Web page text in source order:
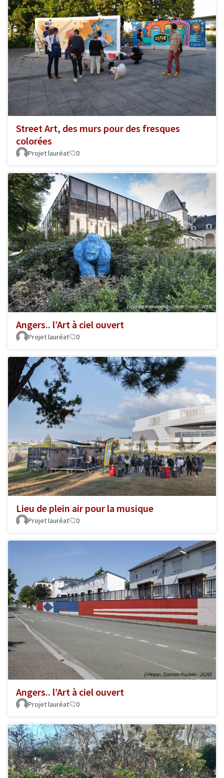
Street Art, des murs pour des fresques
colorées
Projet lauréat 0
Angers.. l’Art à ciel ouvert
Projet lauréat 0
Lieu de plein air pour la musique
Projet lauréat 0
Angers.. l’Art à ciel ouvert
Projet lauréat 0